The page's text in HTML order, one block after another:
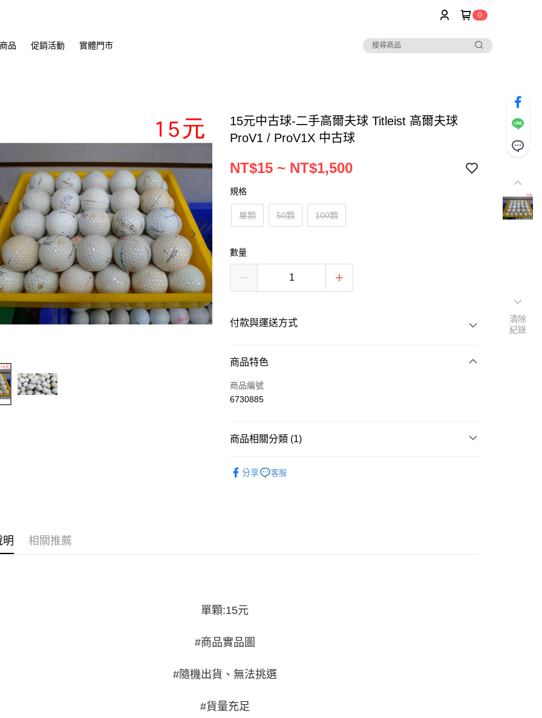
0
品 促銷活動 實體門市
15元中古球-二手高爾夫球 Titleist 高爾夫球
ProV1 / ProV1X 中古球
NT$15 ~ NT$1,500
規格
單顆 50顆 100顆
數量
付款與運送方式
付款方式
信用卡一次付款
悠遊付
每筆NT$60
商品特色
商品編號
6730885
商品相關分類 (1)
分享
客服
明 相關推薦
單顆:15元
#商品實品圖
#隨機出貨、無法挑選
#貨量充足
清除
紀錄